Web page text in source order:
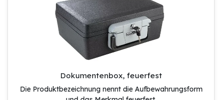
Dokumentenbox, feuerfest
Die Produktbezeichnung nennt die Aufbewahrungsform